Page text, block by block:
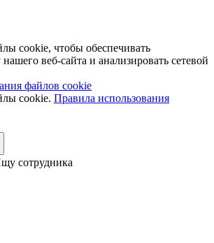
cookie, чтобы обеспечивать
веб-сайта и анализировать сетевой
файлов cookie
cookie. Правила использования
сотрудника